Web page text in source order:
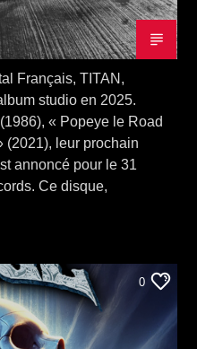
Français, TITAN,
studio en 2025.
« Popeye le Road
(2021), leur prochain
annoncé pour le 31
Ce disque,
0